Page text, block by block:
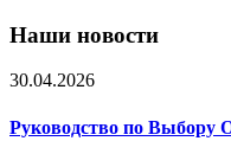
Наши новости
30.04.2026
Руководство по Выбору